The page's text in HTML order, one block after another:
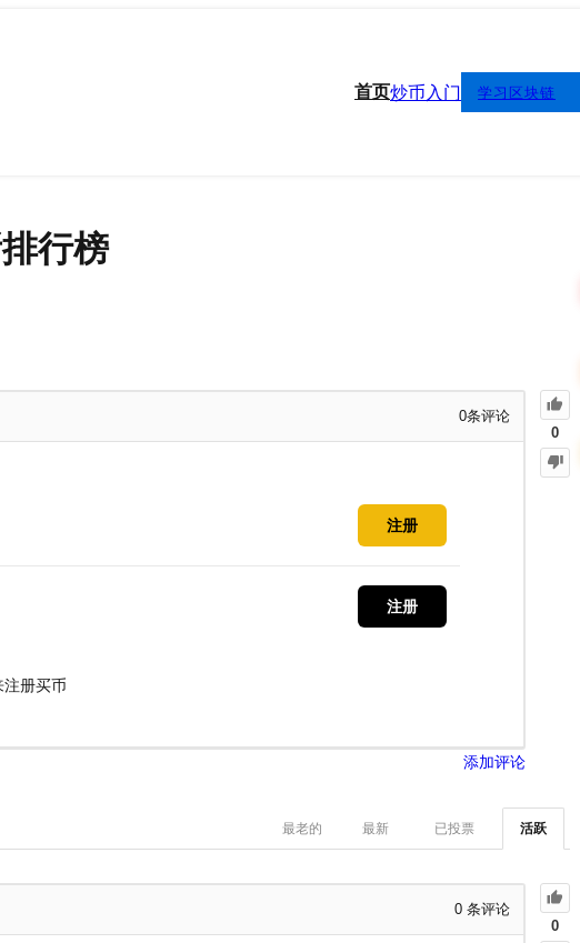
首页炒币入门 学习区块链
行榜
0
0条评论
注册
注册
册买币
添加评论
活跃
已投票
最新
最老的
0
0 条评论